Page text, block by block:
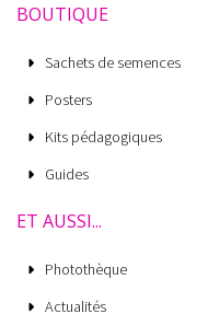
BOUTIQUE
Sachets de semences
Posters
Kits pédagogiques
Guides
ET AUSSI...
Photothèque
Actualités